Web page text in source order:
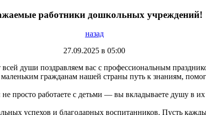
работники дошкольных учреждений!
назад
27.09.2025 в 05:00
души поздравляем вас с профессиональным
гражданам нашей страны путь к знаниям,
просто работаете с детьми — вы вкладываете душу в их
успехов и благодарных воспитанников. Пусть